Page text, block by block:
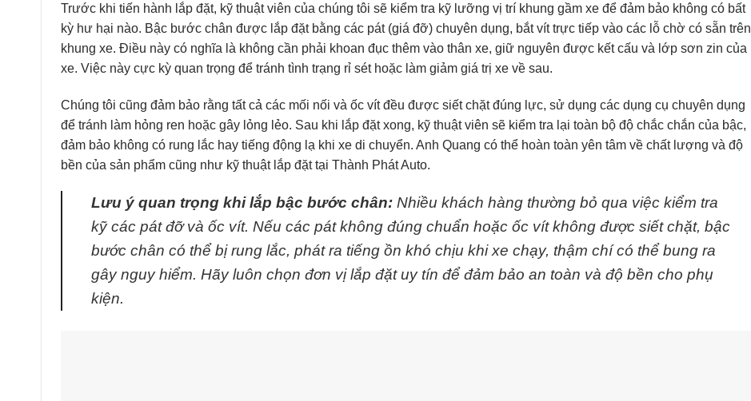
Trước khi tiến hành lắp đặt, kỹ thuật viên của chúng tôi sẽ kiểm tra kỹ lưỡng vị trí khung gầm xe để đảm bảo không có bất
kỳ hư hại nào. Bậc bước chân được lắp đặt bằng các pát (giá đỡ) chuyên dụng, bắt vít trực tiếp vào các lỗ chờ có sẵn trên
khung xe. Điều này có nghĩa là không cần phải khoan đục thêm vào thân xe, giữ nguyên được kết cấu và lớp sơn zin của
xe. Việc này cực kỳ quan trọng để tránh tình trạng rỉ sét hoặc làm giảm giá trị xe về sau.
Chúng tôi cũng đảm bảo rằng tất cả các mối nối và ốc vít đều được siết chặt đúng lực, sử dụng các dụng cụ chuyên dụng
để tránh làm hỏng ren hoặc gây lỏng lẻo. Sau khi lắp đặt xong, kỹ thuật viên sẽ kiểm tra lại toàn bộ độ chắc chắn của bậc,
đảm bảo không có rung lắc hay tiếng động lạ khi xe di chuyển. Anh Quang có thể hoàn toàn yên tâm về chất lượng và độ
bền của sản phẩm cũng như kỹ thuật lắp đặt tại Thành Phát Auto.
Lưu ý quan trọng khi lắp bậc bước chân: Nhiều khách hàng thường bỏ qua việc kiểm tra
kỹ các pát đỡ và ốc vít. Nếu các pát không đúng chuẩn hoặc ốc vít không được siết chặt, bậc
bước chân có thể bị rung lắc, phát ra tiếng ồn khó chịu khi xe chạy, thậm chí có thể bung ra
gây nguy hiểm. Hãy luôn chọn đơn vị lắp đặt uy tín để đảm bảo an toàn và độ bền cho phụ
kiện.